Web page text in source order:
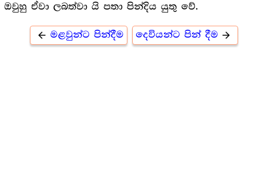
ඔවුහු ඒවා ලබත්වා යි පතා පින්දිය යුතු වේ.
arrow_back මළවුන්ට පින්දීම දෙවියන්ට පින් දීම arrow_forward